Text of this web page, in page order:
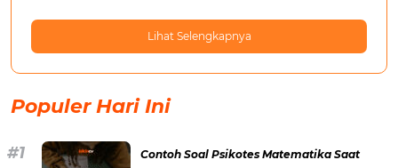
Lihat Selengkapnya
Populer Hari Ini
Contoh Soal Psikotes Matematika Saat